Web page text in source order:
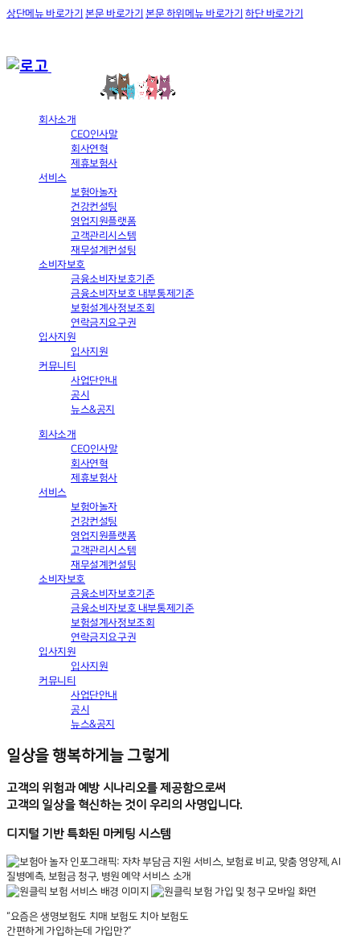
상단메뉴 바로가기 본문 바로가기 본문 하위메뉴 바로가기 하단 바로가기
회사소개
CEO인사말
회사연혁
제휴보험사
서비스
보험아놀자
건강컨설팅
영업지원플랫폼
고객관리시스템
재무설계컨설팅
소비자보호
금융소비자보호기준
금융소비자보호 내부통제기준
보험설계사정보조회
연락금지요구권
입사지원
입사지원
커뮤니티
사업단안내
공시
뉴스&공지
회사소개
CEO인사말
회사연혁
제휴보험사
서비스
보험아놀자
건강컨설팅
영업지원플랫폼
고객관리시스템
재무설계컨설팅
소비자보호
금융소비자보호기준
금융소비자보호 내부통제기준
보험설계사정보조회
연락금지요구권
입사지원
입사지원
커뮤니티
사업단안내
공시
뉴스&공지
일상을 행복하게 늘 그렇게
고객의 위험과 예방 시나리오를 제공함으로써
고객의 일상을 혁신하는 것이 우리의 사명입니다.
디지털 기반 특화된 마케팅 시스템
“요즘은 생명보험도 치매 보험도 치아 보험도
간편하게 가입하는데 가입만?”